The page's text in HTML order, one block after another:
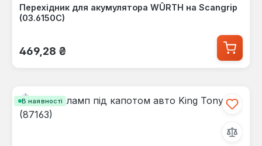
Перехідник для акумулятора WÛRTH на Scangrip
(03.6150C)
Звичайна ціна:
469,28 ₴
В наявності